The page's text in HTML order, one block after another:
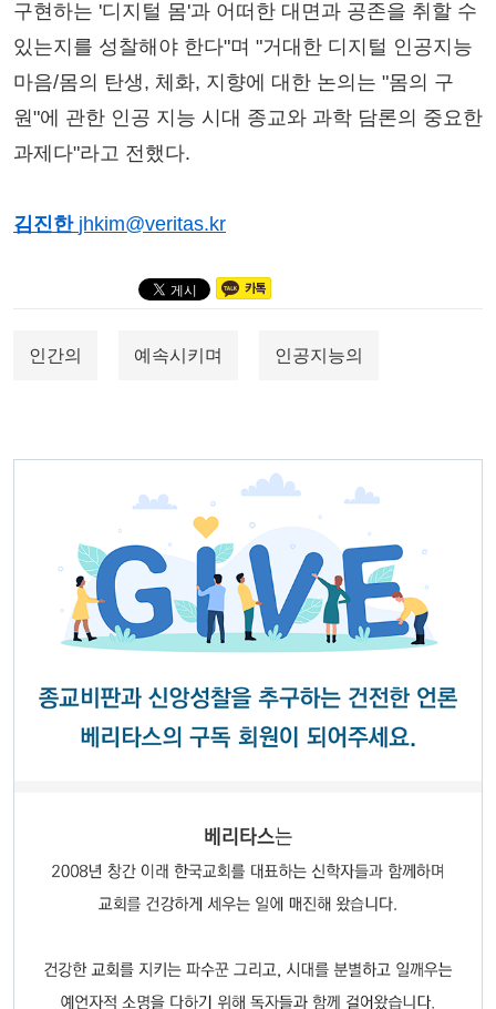
구현하는 '디지털 몸'과 어떠한 대면과 공존을 취할 수
있는지를 성찰해야 한다"며 "거대한 디지털 인공지능
마음/몸의 탄생, 체화, 지향에 대한 논의는 "몸의 구
원"에 관한 인공 지능 시대 종교와 과학 담론의 중요한
과제다"라고 전했다.
김진한 jhkim@veritas.kr
인간의 예속시키며 인공지능의